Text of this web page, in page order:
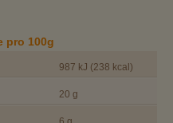
pro 100g
987 kJ (238 kcal)
20 g